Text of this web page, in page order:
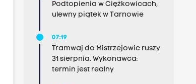
Podtopienia w Ciężkowicach,
ulewny piątek w Tarnowie
07:19
Tramwaj do Mistrzejowic ruszy
31 sierpnia. Wykonawca:
termin jest realny